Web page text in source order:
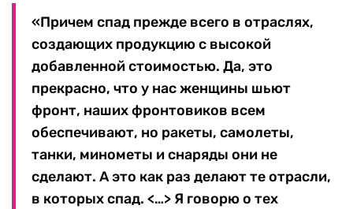
«Причем спад прежде всего в отраслях,
создающих продукцию с высокой
добавленной стоимостью. Да, это
прекрасно, что у нас женщины шьют
фронт, наших фронтовиков всем
обеспечивают, но ракеты, самолеты,
танки, минометы и снаряды они не
сделают. А это как раз делают те отрасли,
в которых спад. <…> Я говорю о тех